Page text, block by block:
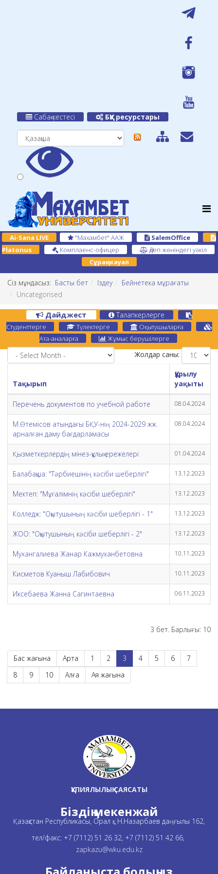
Сабақ кестесі БҚУ ресурстары
Ai-Sana LIVE "Махамбет" ААЖ
SalemOffice
Platonus
Комплаенс-офицер
Әдеп жөніндегі уәкіл
Сұрақ-жауап
Сіз мұндасыз: Басты бет Іздеу
Бейнетека мұрағаты
Uncategorised
Дайджест Талапкерлерге
Студенттерге Түлектерге
Оқытушыларға
Ата-аналарға
Жұмыс берушілерге
Жолдар саны:
Тақырып
Құрылу
уақыты
Перечень документов по учебной работе 08.04.2024
М.Өтемісов атындағы БҚУ-нің 2024-2029 жж.
арналған даму бағдарламасы
08.04.2024
Қызметкерлердің мінез-құлық ережелері 01.04.2024
Балабақша: "Тәрбиешінің кәсіби шеберлігі" 13.12.2023
Мектеп: "Мұғалімнің кәсіби шеберлігі" 13.12.2023
Колледж: "Оқытушының кәсіби шеберлігі - 1" 13.12.2023
ЖОО: "Оқытушының кәсіби шеберлігі - 2" 13.12.2023
Мухангалиева Жанар Кажмуханбетовна 10.11.2023
Кисметов Куаныш Лабибович 10.11.2023
Иксебаева Жанна Сагинтаевна 06.11.2023
3 бет. Барлығы: 10
Бас жағына Артқа 1 2 3 4 5 6
7
8
9 10 Алға Аяқ жағына
ҚҰПИЯЛЫЛЫҚ САЯСАТЫ
Біздің мекенжай
Қазақстан Республикасы, Орал қ., Н.Назарбаев даңғылы 162,
тел/факс: +7 (7112) 51 26 32, +7 (7112) 51 42 66,
zapkazu@wku.edu.kz